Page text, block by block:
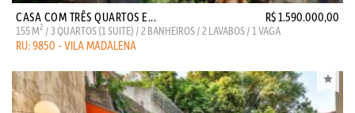
CASA COM TRÊS QUARTOS E... R$ 1.590.000,00
155 M2 / 3 QUARTOS (1 SUITE) / 2 BANHEIROS / 2 LAVABOS / 1 VAGA
RU: 9850 - VILA MADALENA